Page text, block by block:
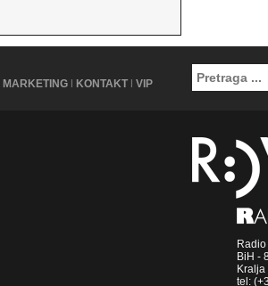
MARKETING | KONTAKT | VIP
BiH -
tel: